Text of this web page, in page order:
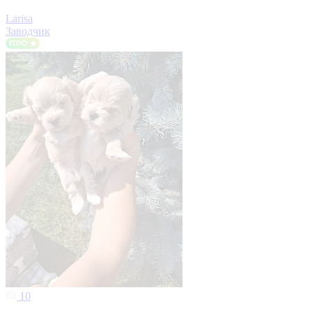
Larisa
Заводчик
10